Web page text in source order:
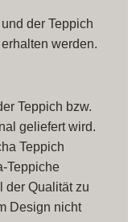
der Teppich
werden.
Teppich bzw.
geliefert wird.
Teppich
Teppiche
der Qualität zu
Design nicht